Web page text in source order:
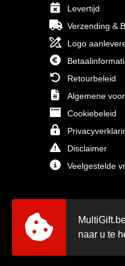
Levertijd
Verzending &
Logo
Retourbeleid
Algemene
Cookiebeleid
Disclaimer
Veelgestelde
naar u te